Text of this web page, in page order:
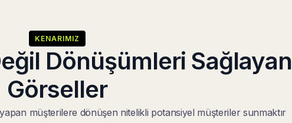
KENARIMIZ
Dönüşümleri Sağlayan
Görseller
müşterilere dönüşen nitelikli potansiyel müşteriler sunmaktır